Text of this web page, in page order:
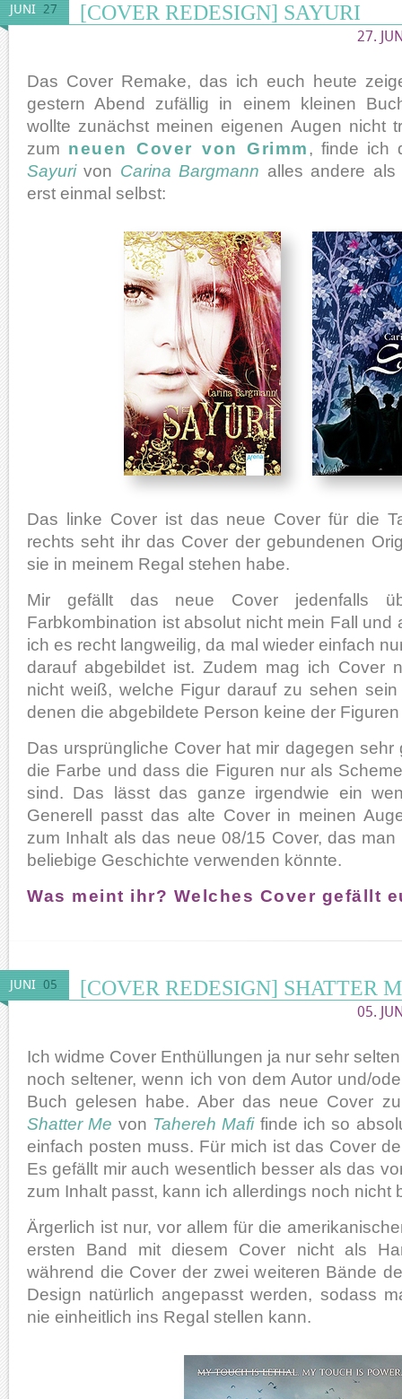
JUNI 27 [COVER REDESIGN] SAYURI
27.
Das Cover Remake, das ich euch heute
gestern Abend zufällig in einem kleinen
wollte zunächst meinen eigenen Augen nicht
zum neuen Cover von Grimm, finde ich
Sayurivon Carina Bargmann alles andere
erst einmal selbst:
Das linke Cover ist das neue Cover für die
rechts seht ihr das Cover der gebundenen
sie in meinem Regal stehen habe.
Mir gefällt das neue Cover jedenfalls
Farbkombination ist absolut nicht mein Fall und
ich es recht langweilig, da mal wieder einfach
darauf abgebildet ist. Zudem mag ich Cover
nicht weiß, welche Figur darauf zu sehen
denen die abgebildete Person keine der
Das ursprüngliche Cover hat mir dagegen sehr
die Farbe und dass die Figuren nur als
sind. Das lässt das ganze irgendwie ein
Generell passt das alte Cover in meinen
zum Inhalt als das neue 08/15 Cover, das
beliebige Geschichte verwenden könnte.
Was meint ihr? Welches Cover gefällt
JUNI 05 [COVER REDESIGN] SHATTER
05.
Ich widme Cover Enthüllungen ja nur sehr
noch seltener, wenn ich von dem Autor und/
Buch gelesen habe. Aber das neue Cover
Shatter Me von Tahereh Mafifinde ich so
einfach posten muss. Für mich ist das Cover
Es gefällt mir auch wesentlich besser als das
zum Inhalt passt, kann ich allerdings noch nicht
Ärgerlich ist nur, vor allem für die
ersten Band mit diesem Cover nicht als
während die Cover der zwei weiteren Bände
Design natürlich angepasst werden, sodass
nie einheitlich ins Regal stellen kann.